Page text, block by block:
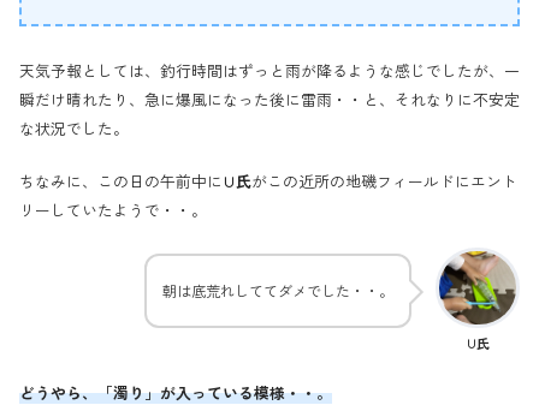
天気予報としては、釣行時間はずっと雨が降るような感じでしたが、一
瞬だけ晴れたり、急に爆風になった後に雷雨・・と、それなりに不安定
な状況でした。
ちなみに、この日の午前中に ∪氏がこの近所の地磯フィールドにエント
リーしていたようで・・。
∪氏
朝は底荒れしててダメでした・・。
どうやら、「濁り」が入っている模様・・。